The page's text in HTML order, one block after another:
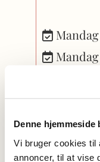
Denne hjemmeside
Vi bruger cookies til
annoncer, til at vise



kl.